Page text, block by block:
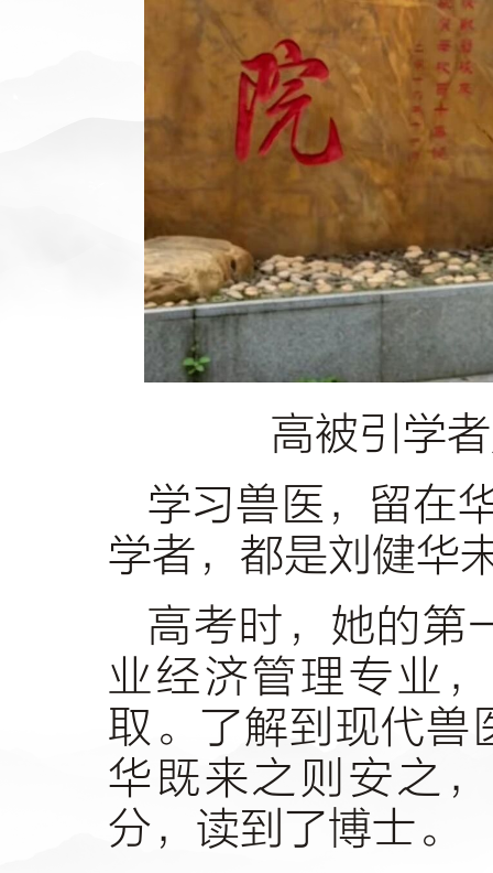
高被引学
学习兽医，留在
学者，都是刘健华
高考时，她的第
业经济管理专业
取。了解到现代兽
华既来之则安之
分，读到了博士。